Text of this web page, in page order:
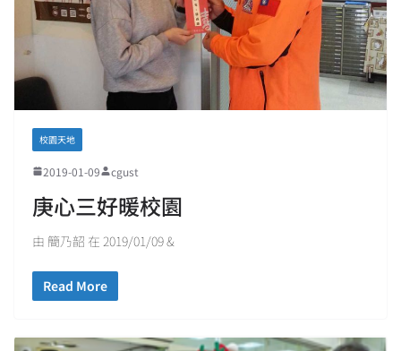
校園天地
2019-01-09 cgust
庚心三好暖校園
由 簡乃韶 在 2019/01/09 &
Read More